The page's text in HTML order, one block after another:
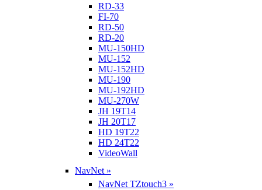
RD-33
FI-70
RD-50
RD-20
MU-150HD
MU-152
MU-152HD
MU-190
MU-192HD
MU-270W
JH 19T14
JH 20T17
HD 19T22
HD 24T22
VideoWall
NavNet »
NavNet TZtouch3 »